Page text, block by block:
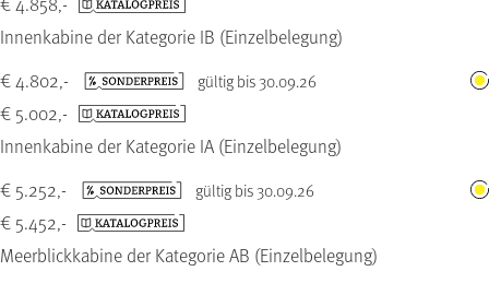
Innenkabine der Kategorie IB (Einzelbelegung)
Innenkabine der Kategorie IA (Einzelbelegung)
€ 4.802,- gültig bis 30.09.26
€ 5.002,-
Meerblickkabine der Kategorie AB (Einzelbelegung)
€ 5.252,- gültig bis 30.09.26
€ 5.452,-